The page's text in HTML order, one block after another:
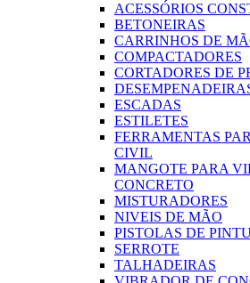
ACESSÓRIOS
BETONEIRAS
CARRINHOS DE
COMPACTADORES
CORTADORES DE
ESCADAS
ESTILETES
FERRAMENTAS
CIVIL
MANGOTE PARA
CONCRETO
MISTURADORES
NIVEIS DE MÃO
PISTOLAS DE
SERROTE
TALHADEIRAS